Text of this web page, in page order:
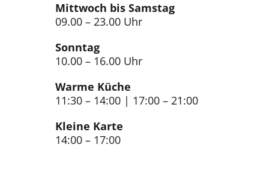
Mittwoch bis Samstag
09.00 – 23.00 Uhr
Sonntag
10.00 – 16.00 Uhr
Warme Küche
11:30 – 14:00 | 17:00 – 21:00
Kleine Karte
14:00 – 17:00